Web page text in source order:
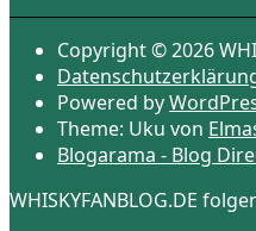
Copyright © 2026
Powered by
Theme: Uku von
Blogarama - Blog
WHISKYFANBLOG.DE